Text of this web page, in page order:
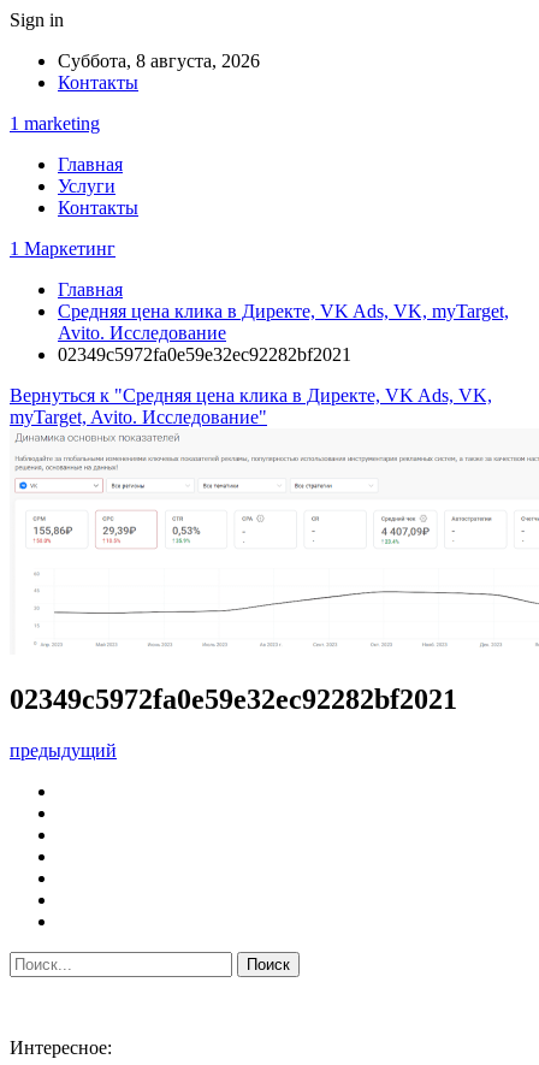
Sign in
Суббота, 8 августа, 2026
Контакты
1 marketing
Главная
Услуги
Контакты
1 Маркетинг
Главная
Средняя цена клика в Директе, VK Ads, VK, myTarget,
Avito. Исследование
02349c5972fa0e59e32ec92282bf2021
Вернуться к "Средняя цена клика в Директе, VK Ads, VK,
myTarget, Avito. Исследование"
02349c5972fa0e59e32ec92282bf2021
предыдущий
Интересное: